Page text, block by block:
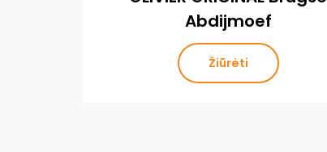
Abdijmoef
Žiūrėti